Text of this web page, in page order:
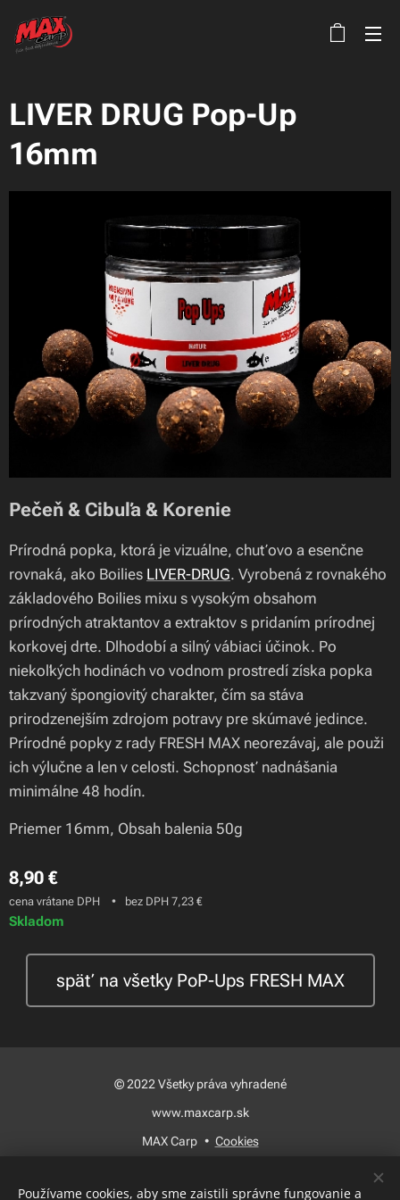
LIVER DRUG Pop-Up
16mm
Pečeň & Cibuľa & Korenie
Prírodná popka, ktorá je vizuálne, chuťovo a esenčne
rovnaká, ako Boilies LIVER-DRUG. Vyrobená z rovnakého
základového Boilies mixu s vysokým obsahom
prírodných atraktantov a extraktov s pridaním prírodnej
korkovej drte. Dlhodobí a silný vábiaci účinok. Po
niekoľkých hodinách vo vodnom prostredí získa popka
takzvaný špongiovitý charakter, čím sa stáva
prirodzenejším zdrojom potravy pre skúmavé jedince.
Prírodné popky z rady FRESH MAX neorezávaj, ale použi
ich výlučne a len v celosti. Schopnosť nadnášania
minimálne 48 hodín.
Priemer 16mm, Obsah balenia 50g
8,90 €
cena vrátane DPH bez DPH 7,23 €
Skladom
späť na všetky PoP-Ups FRESH MAX
© 2022 Všetky práva vyhradené
www.maxcarp.sk
MAX Carp
Cookies
Používame cookies, aby sme zaistili správne fungovanie a